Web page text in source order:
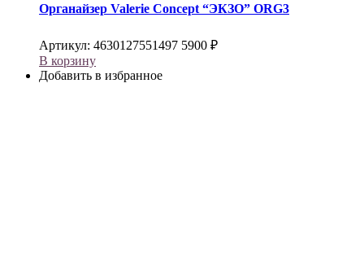
Органайзер Valerie Concept “ЭКЗО” ORG3
Артикул: 4630127551497 5900 ₽
В корзину
Добавить в избранное